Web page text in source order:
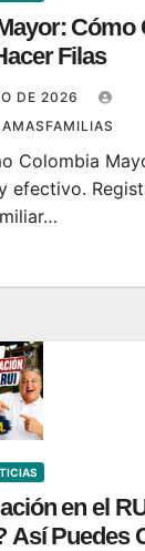
Cómo
Filas
DE 2026
Colombia
efectivo.
en el
Así Puedes